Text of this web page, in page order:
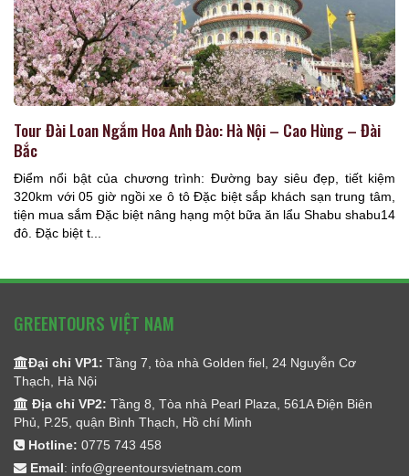
Tour Đài Loan Ngắm Hoa Anh Đào: Hà Nội – Cao Hùng – Đài
Bắc
Điểm nổi bật của chương trình: Đường bay siêu đẹp, tiết kiệm
320km với 05 giờ ngồi xe ô tô Đặc biệt sắp khách sạn trung tâm,
tiện mua sắm Đặc biệt nâng hạng một bữa ăn lẩu Shabu shabu14
đô. Đặc biệt t...
GREENTOURS VIỆT NAM
Đại chỉ VP1: Tầng 7, tòa nhà Golden fiel, 24 Nguyễn Cơ
Thạch, Hà Nội
Địa chỉ VP2: Tầng 8, Tòa nhà Pearl Plaza, 561A Điện Biên
Phủ, P.25, quận Bình Thạch, Hồ chí Minh
Hotline: 0775 743 458
Email: info@greentoursvietnam.com